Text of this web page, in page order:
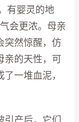
有婴灵的地
会更浓。母亲
突然惊醒，仿
亲的天性，可
一堆血泥，